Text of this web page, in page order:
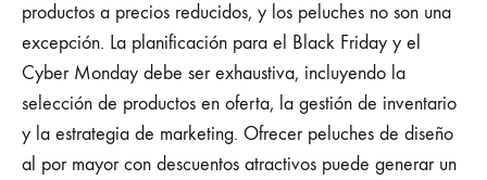
productos a precios reducidos, y los peluches no son una
excepción. La planificación para el Black Friday y el
Cyber Monday debe ser exhaustiva, incluyendo la
selección de productos en oferta, la gestión de inventario
y la estrategia de marketing. Ofrecer peluches de diseño
al por mayor con descuentos atractivos puede generar un